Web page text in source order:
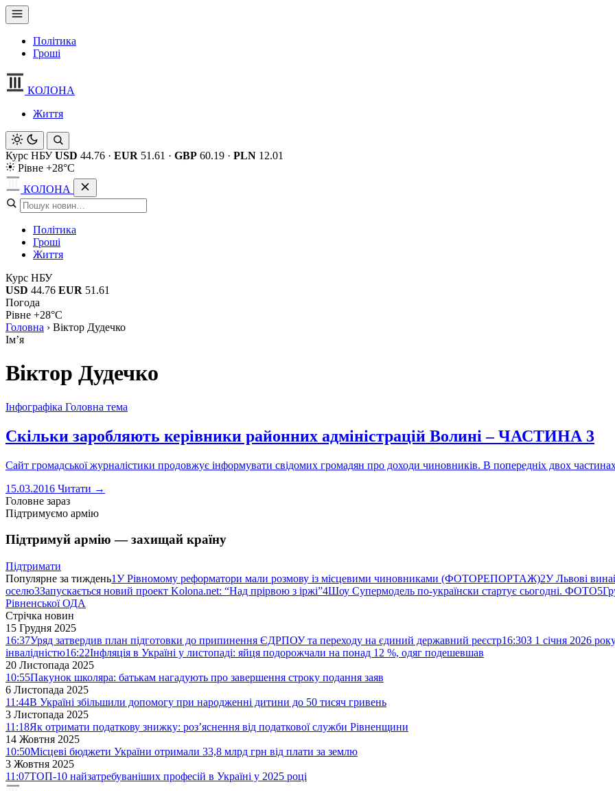
Політика
Гроші
КОЛОНА
Життя
Курс НБУ USD 44.76 · EUR 51.61 · GBP 60.19 · PLN 12.01
Рівне +28°C
КОЛОНА
Політика
Гроші
Життя
Курс НБУ
USD 44.76 EUR 51.61
Погода
Рівне +28°C
Головна › Віктор Дудечко
Імʼя
Віктор Дудечко
Інфографіка Головна тема
Скільки заробляють керівники районних адміністрацій Волині – ЧАСТИНА 3
Сайт громадської журналістики продовжує інформувати свідомих громадян про доходи чиновників. В попередніх двох
15.03.2016 Читати →
Головне зараз
Підтримуємо армію
Підтримуй армію — захищай країну
Підтримати
Популярне за тиждень1У Рівномому реформатори мали розмову із місцевими чиновниками (ФОТОРЕПОРТАЖ)2У Львові
оселю3Запускається новий проект Kolona.net: “Над прірвою з іржі”4Шоу Супермодель по-українски стартує сьогодні. ФОТО5
Рівненської ОДА
Стрічка новин
15 Грудня 2025
16:37Уряд затвердив план підготовки до припинення ЄДРПОУ та переходу на єдиний державний реєстр16:30З 1 січня 2026
інвалідністю16:22Інфляція в Україні у листопаді: яйця подорожчали на понад 12 %, одяг подешевшав
20 Листопада 2025
10:55Пакунок школяра: батькам нагадують про завершення строку подання заяв
6 Листопада 2025
11:44В Україні збільшили допомогу при народженні дитини до 50 тисяч гривень
3 Листопада 2025
11:18Як отримати податкову знижку: роз’яснення від податкової служби Рівненщини
14 Жовтня 2025
10:50Місцеві бюджети України отримали 33,8 млрд грн від плати за землю
3 Жовтня 2025
11:07ТОП-10 найзатребуваніших професій в Україні у 2025 році